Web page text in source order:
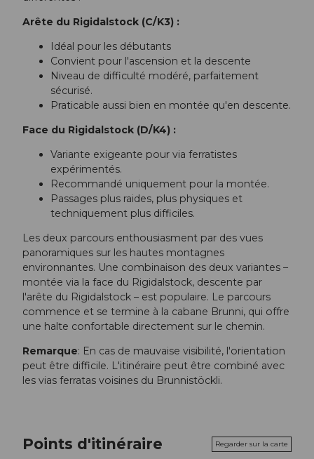
Arête du Rigidalstock (C/K3) :
Idéal pour les débutants
Convient pour l'ascension et la descente
Niveau de difficulté modéré, parfaitement
sécurisé.
Praticable aussi bien en montée qu'en descente.
Face du Rigidalstock (D/K4) :
Variante exigeante pour via ferratistes
expérimentés.
Recommandé uniquement pour la montée.
Passages plus raides, plus physiques et
techniquement plus difficiles.
Les deux parcours enthousiasment par des vues
panoramiques sur les hautes montagnes
environnantes. Une combinaison des deux variantes –
montée via la face du Rigidalstock, descente par
l'arête du Rigidalstock – est populaire. Le parcours
commence et se termine à la cabane Brunni, qui offre
une halte confortable directement sur le chemin.
Remarque: En cas de mauvaise visibilité, l'orientation
peut être difficile. L'itinéraire peut être combiné avec
les vias ferratas voisines du Brunnistöckli.
Points d'itinéraire Regarder sur la carte